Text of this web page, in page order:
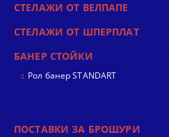
СТЕЛАЖИ ОТ ВЕЛПАПЕ
СТЕЛАЖИ ОТ ШПЕРПЛАТ
БАНЕР СТОЙКИ
Рол банер STANDART
ПОСТАВКИ ЗА БРОШУРИ